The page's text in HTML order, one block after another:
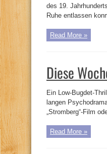
des 19.
Ruhe entlassen
Read More »
Diese
Ein Low-Bugdet-
langen
„Stromberg“-Film
Read More »